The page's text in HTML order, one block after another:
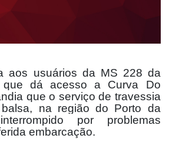
aos usuários da MS 228 da
que dá acesso a Curva Do
que o serviço de travessia
na região do Porto da
por problemas
embarcação.